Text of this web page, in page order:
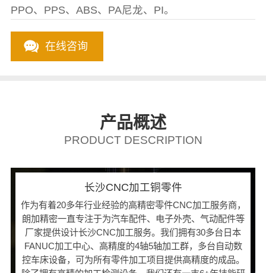
PPO、PPS、ABS、PA尼龙、PI。
在线咨询
产品概述
PRODUCT DESCRIPTION
长沙CNC加工铜零件
作为有着20多年行业经验的高精密零件CNC加工服务商，
朗加精密一直专注于为汽车配件、电子外壳、气动配件等
厂家提供设计长沙CNC加工服务。我们拥有30多台日本
FANUC加工中心、高精度的4轴5轴加工群，多台自动数
控车床设备，可为所有零件加工项目提供高精度的成品。